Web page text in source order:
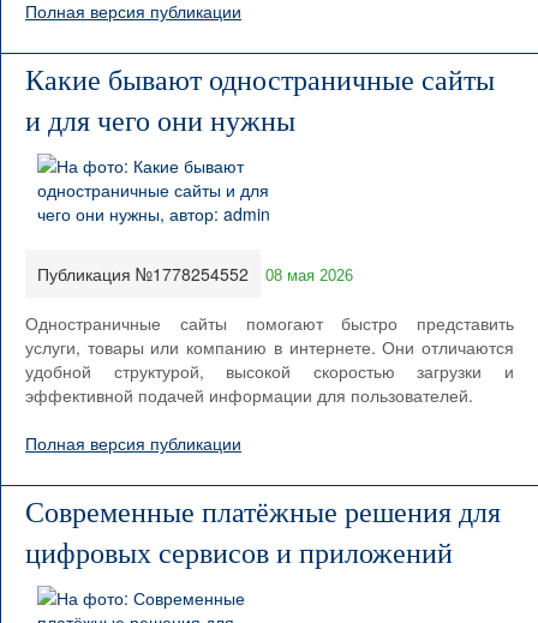
Полная версия публикации
Какие бывают одностраничные сайты
и для чего они нужны
Публикация №1778254552 08 мая 2026
Одностраничные сайты помогают быстро представить
услуги, товары или компанию в интернете. Они отличаются
удобной структурой, высокой скоростью загрузки и
эффективной подачей информации для пользователей.
Полная версия публикации
Современные платёжные решения для
цифровых сервисов и приложений